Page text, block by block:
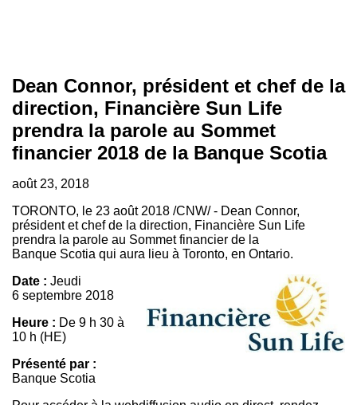
Dean Connor, président et chef de la
direction, Financière Sun Life
prendra la parole au Sommet
financier 2018 de la Banque Scotia
août 23, 2018
TORONTO, le 23 août 2018 /CNW/ - Dean Connor,
président et chef de la direction, Financière Sun Life
prendra la parole au Sommet financier de la
Banque Scotia qui aura lieu à Toronto, en Ontario.
Date : Jeudi
6 septembre 2018
Heure : De 9 h 30 à
10 h (HE)
Présenté par :
Banque Scotia